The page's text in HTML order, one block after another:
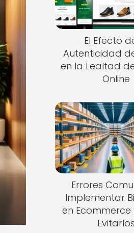
El Efecto
Autenticidad
en la Lealtad
Online
Errores
Implementar
en
Evitarlos